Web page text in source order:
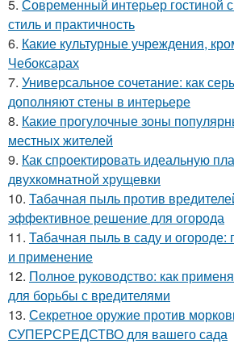
5. Современный интерьер гостиной
стиль и практичность
6. Какие культурные учреждения,
Чебоксарах
7. Универсальное сочетание: как
дополняют стены в интерьере
8. Какие прогулочные зоны
местных жителей
9. Как спроектировать идеальную
двухкомнатной хрущевки
10. Табачная пыль против
эффективное решение для огорода
11. Табачная пыль в саду и огороде:
и применение
12. Полное руководство: как
для борьбы с вредителями
13. Секретное оружие против
СУПЕРСРЕДСТВО для вашего сада